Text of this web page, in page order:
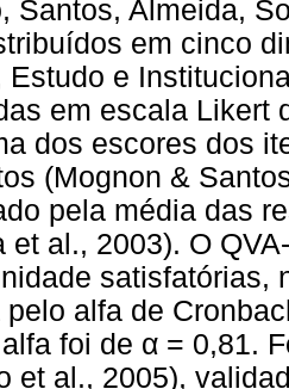
Santos, Almeida,
em cinco
Estudo e
em escala Likert
dos escores dos
(Mognon &
pela média das
et al., 2003). O
satisfatórias,
alfa de
foi de α = 0,81.
et al., 2005),